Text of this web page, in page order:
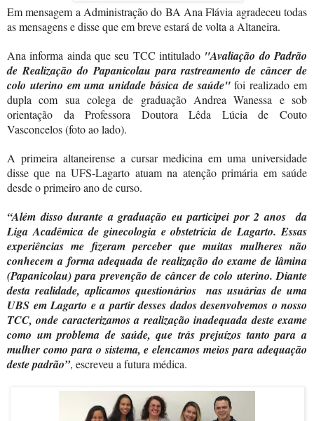
Em mensagem a Administração do BA Ana Flávia agradeceu todas
as mensagens e disse que em breve estará de volta a Altaneira.
Ana informa ainda que seu TCC intitulado "Avaliação do Padrão
de Realização do Papanicolau para rastreamento de câncer de
colo uterino em uma unidade básica de saúde"foi realizado em
dupla com sua colega de graduação Andrea Wanessa e sob
orientação da Professora Doutora Lêda Lúcia de Couto
Vasconcelos (foto ao lado).
A primeira altaneirense a cursar medicina em uma universidade
disse que na UFS-Lagarto atuam na atenção primária em saúde
desde o primeiro ano de curso.
“Além disso durante a graduação eu participei por 2 anos
da
Liga Acadêmica de ginecologia e obstetrícia de Lagarto. Essas
experiências me fizeram perceber que muitas mulheres não
conhecem a forma adequada de realização do exame de lâmina
(Papanicolau) para prevenção de câncer de colo uterino. Diante
desta realidade, aplicamos questionários
nas usuárias de uma
UBS em Lagarto e a partir desses dados desenvolvemos o nosso
TCC, onde caracterizamos a realização inadequada deste exame
como um problema de saúde, que trás prejuízos tanto para a
mulher como para o sistema, e elencamos meios para adequação
deste padrão”, escreveu a futura médica.